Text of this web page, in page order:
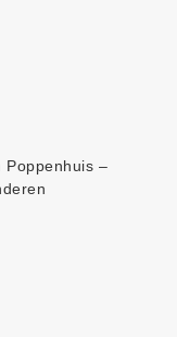
Poppenhuis –